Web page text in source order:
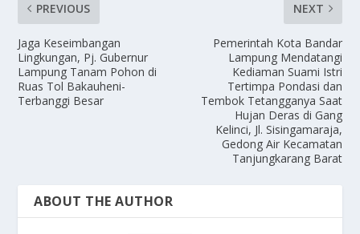
PREVIOUS
Jaga Keseimbangan
Lingkungan, Pj. Gubernur
Lampung Tanam Pohon di
Ruas Tol Bakauheni-
Terbanggi Besar
NEXT
Pemerintah Kota Bandar
Lampung Mendatangi
Kediaman Suami Istri
Tertimpa Pondasi dan
Tembok Tetangganya Saat
Hujan Deras di Gang
Kelinci, Jl. Sisingamaraja,
Gedong Air Kecamatan
Tanjungkarang Barat
ABOUT THE AUTHOR